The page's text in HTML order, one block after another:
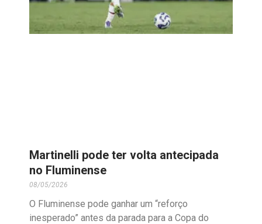
Martinelli pode ter volta antecipada
no Fluminense
08/05/2026
O Fluminense pode ganhar um “reforço
inesperado” antes da parada para a Copa do